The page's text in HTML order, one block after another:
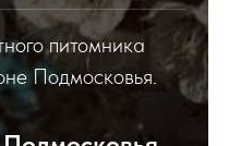
питомника
Подмосковья.